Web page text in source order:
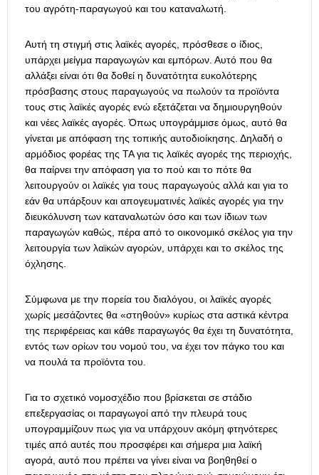
του αγρότη-παραγωγού και του καταναλωτή.
Αυτή τη στιγμή στις λαϊκές αγορές, πρόσθεσε ο ίδιος,
υπάρχει μείγμα παραγωγών και εμπόρων. Αυτό που θα
αλλάξει είναι ότι θα δοθεί η δυνατότητα ευκολότερης
πρόσβασης στους παραγωγούς να πωλούν τα προϊόντα
τους στις λαϊκές αγορές ενώ εξετάζεται να δημιουργηθούν
και νέες λαϊκές αγορές. Όπως υπογράμμισε όμως, αυτό θα
γίνεται με απόφαση της τοπικής αυτοδιοίκησης. Δηλαδή ο
αρμόδιος φορέας της ΤΑ για τις λαϊκές αγορές της περιοχής,
θα παίρνει την απόφαση για το πού και το πότε θα
λειτουργούν οι λαϊκές για τους παραγωγούς αλλά και για το
εάν θα υπάρξουν και απογευματινές λαϊκές αγορές για την
διευκόλυνση των καταναλωτών όσο και των ίδιων των
παραγωγών καθώς, πέρα από το οικονομικό σκέλος για την
λειτουργία των λαϊκών αγορών, υπάρχει και το σκέλος της
όχλησης.
Σύμφωνα με την πορεία του διαλόγου, οι λαϊκές αγορές
χωρίς μεσάζοντες θα «στηθούν» κυρίως στα αστικά κέντρα
της περιφέρειας και κάθε παραγωγός θα έχει τη δυνατότητα,
εντός των ορίων του νομού του, να έχει τον πάγκο του και
να πουλά τα προϊόντα του.
Για το σχετικό νομοσχέδιο που βρίσκεται σε στάδιο
επεξεργασίας οι παραγωγοί από την πλευρά τους
υπογραμμίζουν πως για να υπάρχουν ακόμη φτηνότερες
τιμές από αυτές που προσφέρει και σήμερα μια λαϊκή
αγορά, αυτό που πρέπει να γίνει είναι να βοηθηθεί ο